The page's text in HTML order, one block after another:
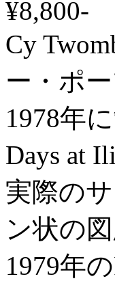
¥8,800-
Cy
ー・ポ
1978年
Days at
実際の
ン状の
1979年